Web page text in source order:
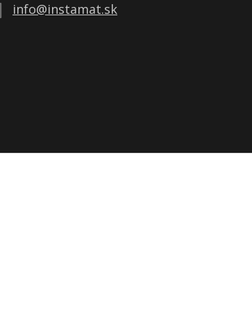
info@instamat.sk